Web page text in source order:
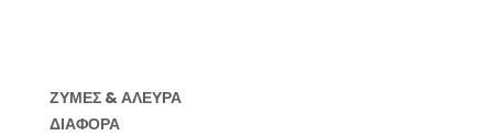
ΖΥΜΕΣ & ΑΛΕΥΡΑ
ΔΙΑΦΟΡΑ